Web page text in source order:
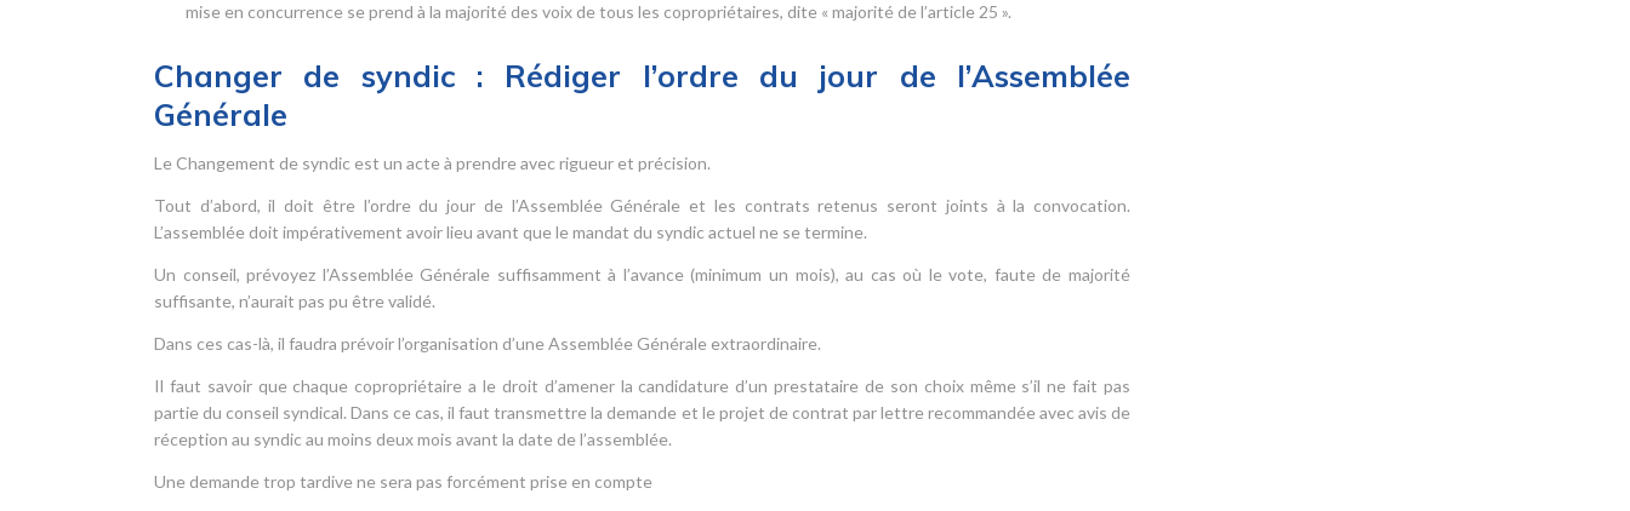
mise en concurrence se prend à la majorité des voix de tous les copropriétaires, dite « majorité de l’article 25 ».
Changer de syndic : Rédiger l’ordre du jour de l’Assemblée
Générale
Le Changement de syndic est un acte à prendre avec rigueur et précision.
Tout d’abord, il doit être l’ordre du jour de l’Assemblée Générale et les contrats retenus seront joints à la convocation.
L’assemblée doit impérativement avoir lieu avant que le mandat du syndic actuel ne se termine.
Un conseil, prévoyez l’Assemblée Générale suffisamment à l’avance (minimum un mois), au cas où le vote, faute de majorité
suffisante, n’aurait pas pu être validé.
Dans ces cas-là, il faudra prévoir l’organisation d’une Assemblée Générale extraordinaire.
Il faut savoir que chaque copropriétaire a le droit d’amener la candidature d’un prestataire de son choix même s’il ne fait pas
partie du conseil syndical. Dans ce cas, il faut transmettre la demande et le projet de contrat par lettre recommandée avec avis de
réception au syndic au moins deux mois avant la date de l’assemblée.
Une demande trop tardive ne sera pas forcément prise en compte